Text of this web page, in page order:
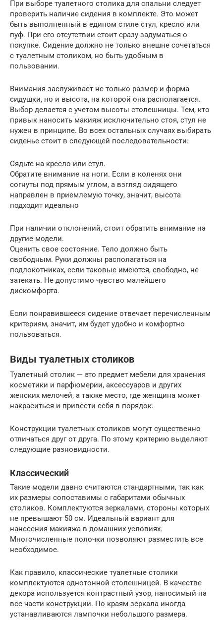
При выборе туалетного столика для спальни следует
проверить наличие сидения в комплекте. Это может
быть выполненный в едином стиле стул, кресло или
пуф. При его отсутствии стоит сразу задуматься о
покупке. Сидение должно не только внешне сочетаться
с туалетным столиком, но быть удобным в
пользовании.
Внимания заслуживает не только размер и форма
сидушки, но и высота, на которой она располагается.
Выбор делается с учетом высоты столешницы. Тем, кто
привык наносить макияж исключительно стоя, стул не
нужен в принципе. Во всех остальных случаях выбирать
сиденье стоит в следующей последовательности:
Сядьте на кресло или стул.
Обратите внимание на ноги. Если в коленях они
согнуты под прямым углом, а взгляд сидящего
направлен в приемлемую точку, значит, высота
подходит идеально
При наличии отклонений, стоит обратить внимание на
другие модели.
Оценить свое состояние. Тело должно быть
свободным. Руки должны располагаться на
подлокотниках, если таковые имеются, свободно, не
затекать. Не допустимо чувство малейшего
дискомфорта.
Если понравившееся сидение отвечает перечисленным
критериям, значит, им будет удобно и комфортно
пользоваться.
Виды туалетных столиков
Туалетный столик — это предмет мебели для хранения
косметики и парфюмерии, аксессуаров и других
женских мелочей, а также место, где женщина может
накраситься и привести себя в порядок.
Конструкции туалетных столиков могут существенно
отличаться друг от друга. По этому критерию выделяют
следующие разновидности.
Классический
Такие модели давно считаются стандартными, так как
их размеры сопоставимы с габаритами обычных
столиков. Комплектуются зеркалами, стороны которых
не превышают 50 см. Идеальный вариант для
нанесения макияжа в домашних условиях.
Многочисленные полочки позволяют разместить все
необходимое.
Как правило, классические туалетные столики
комплектуются однотонной столешницей. В качестве
декора используется контрастный узор, наносимый на
все части конструкции. По краям зеркала иногда
устанавливаются лампочки небольшого размера.